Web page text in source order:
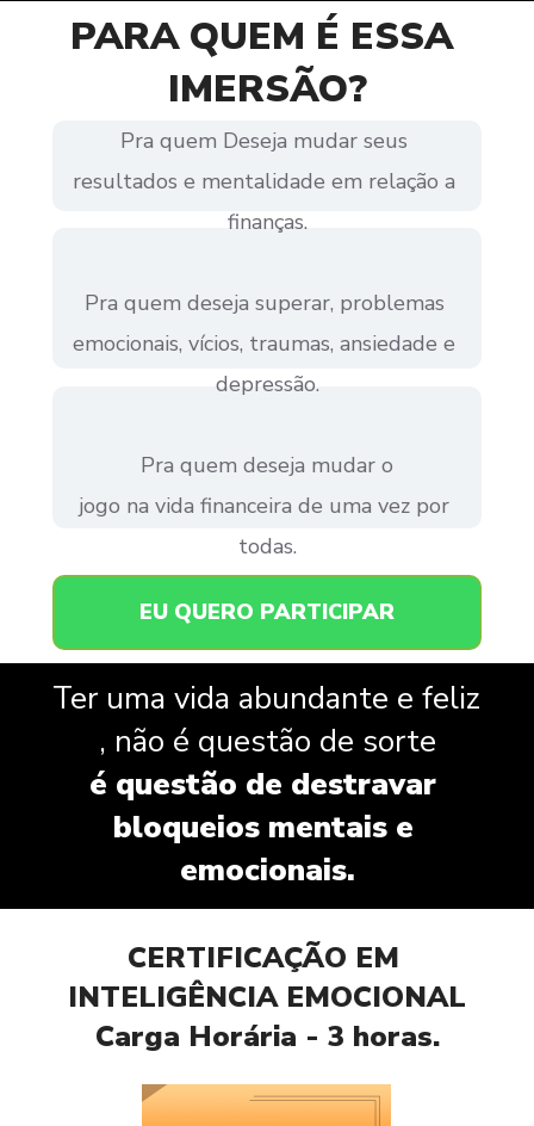
EU QUERO PARTICIPAR
PARA QUEM É ESSA
IMERSÃO?
Pra quem Deseja mudar seus
resultados e mentalidade em relação a
finanças.
Pra quem deseja superar, problemas
emocionais, vícios, traumas, ansiedade e
depressão.
Pra quem deseja mudar o
jogo na vida financeira de uma vez por
todas.
Ter uma vida abundante e feliz
, não é questão de sorte
é questão de destravar
bloqueios mentais e
emocionais.
CERTIFICAÇÃO EM
INTELIGÊNCIA EMOCIONAL
Carga Horária - 3 horas.